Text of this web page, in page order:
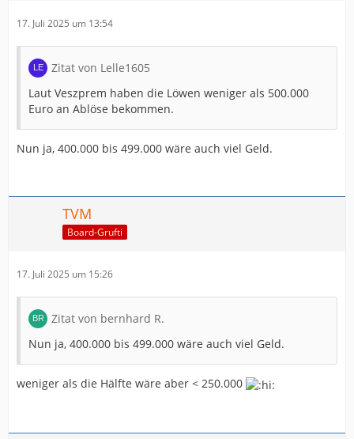
17. Juli 2025 um 13:54
Zitat von Lelle1605
Laut Veszprem haben die Löwen weniger als 500.000
Euro an Ablöse bekommen.
Nun ja, 400.000 bis 499.000 wäre auch viel Geld.
TVM
Board-Grufti
17. Juli 2025 um 15:26
Zitat von bernhard R.
Nun ja, 400.000 bis 499.000 wäre auch viel Geld.
weniger als die Hälfte wäre aber < 250.000